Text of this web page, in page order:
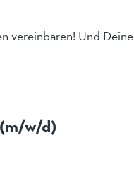
vereinbaren! Und Deine
w/d)